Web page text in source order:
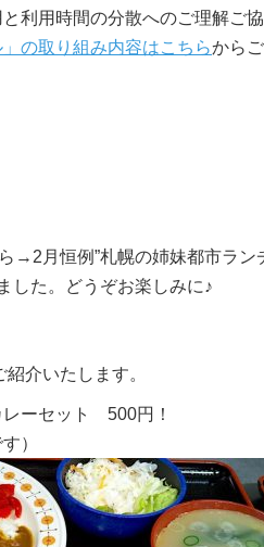
利用時間の分散へのご理解ご
」の取り組み内容はこちらから
→2月恒例”札幌の姉妹都市ラン
した。どうぞお楽しみに♪
介いたします。
レーセット 500円！
）